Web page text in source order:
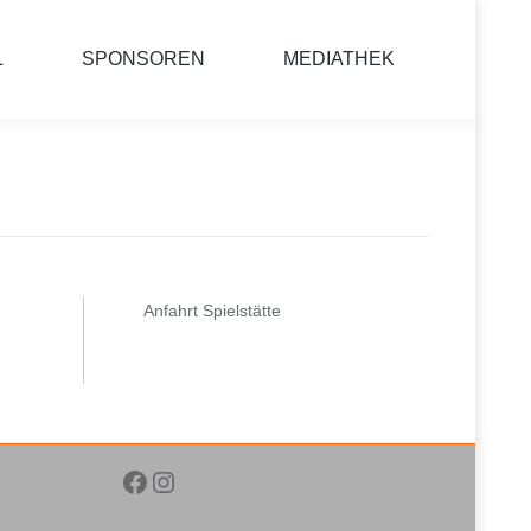
SPONSOREN MEDIATHEK
Anfahrt Spielstätte
Facebook
Instagram